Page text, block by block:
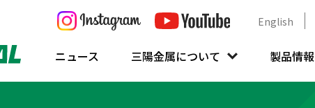
English
ニュース 三陽金属について 製品情報